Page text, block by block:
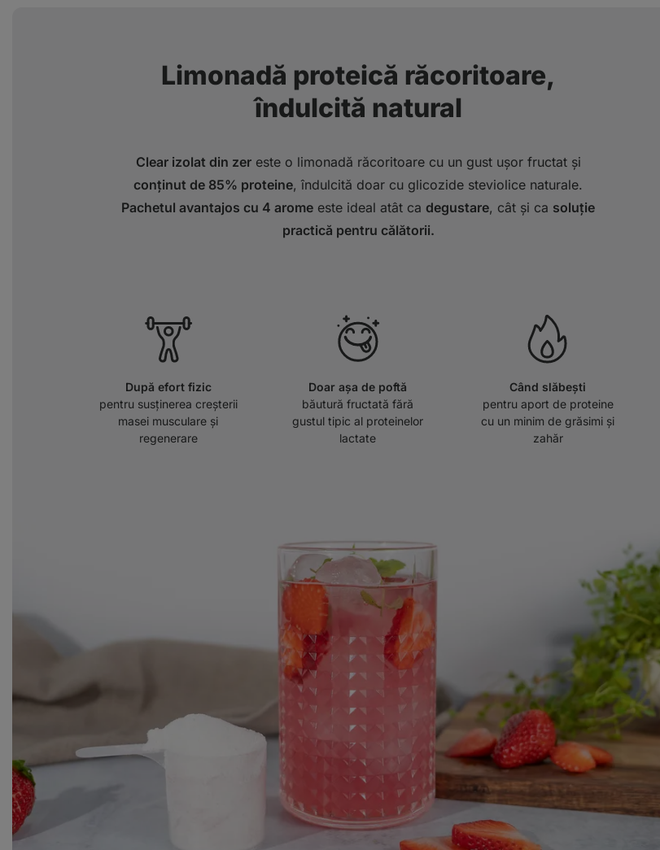
Limonadă proteică răcoritoare,
îndulcită natural
Clear izolat din zereste o limonadă răcoritoare cu un gust ușor fructat și
conținut de 85% proteine, îndulcită doar cu glicozide steviolice naturale.
Pachetul avantajos cu 4 arome este ideal atât ca degustare, cât și ca soluție
practică pentru călătorii.
După efort fizic
pentru susținerea creșterii
masei musculare și
regenerare
Doar așa de poftă
băutură fructată fără
gustul tipic al proteinelor
lactate
Când slăbești
pentru aport de proteine
cu un minim de grăsimi și
zahăr